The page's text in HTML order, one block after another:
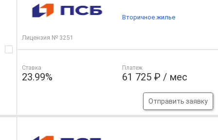
Лицензия № 3251
Ставка
23.99%
Платеж
61 725 ₽ / мес
Отправить заявку
Вторичное жилье